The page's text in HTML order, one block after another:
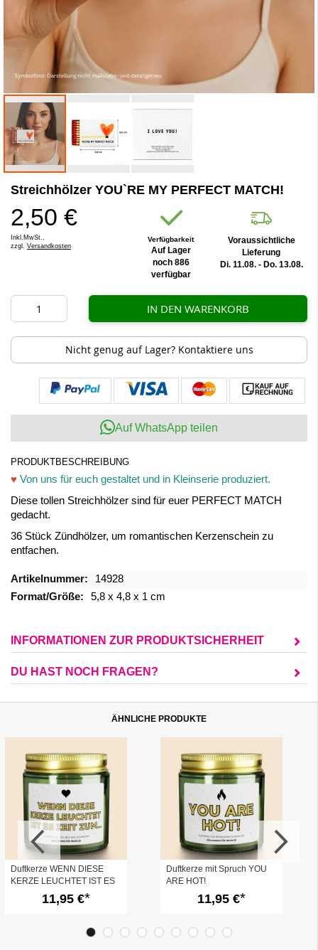
Anfang
Bildergalerie
springen
Streichhölzer YOU`RE MY PERFECT MATCH!
2,50 €
Inkl.MwSt.,
zzgl. Versandkosten
Verfügbarkeit
Auf Lager
noch 886
verfügbar
Voraussichtliche
Lieferung
Di. 11.08. - Do. 13.08.
IN DEN WARENKORB
Nicht genug auf Lager? Kontaktiere uns
Auf WhatsApp teilen
PRODUKTBESCHREIBUNG
♥ Von uns für euch gestaltet und in Kleinserie produziert.
Diese tollen Streichhölzer sind für euer PERFECT MATCH
gedacht.
36 Stück Zündhölzer, um romantischen Kerzenschein zu
entfachen.
Mehr
Informationen
14928
5,8 x 4,8 x 1 cm
INFORMATIONEN ZUR PRODUKTSICHERHEIT
DU HAST NOCH FRAGEN?
ÄHNLICHE PRODUKTE
Duftkerze WENN DIESE
KERZE LEUCHTET IST ES
ZEIT ZUM ...11,95 €
Duftkerze mit Spruch YOU
ARE HOT!
11,95 €